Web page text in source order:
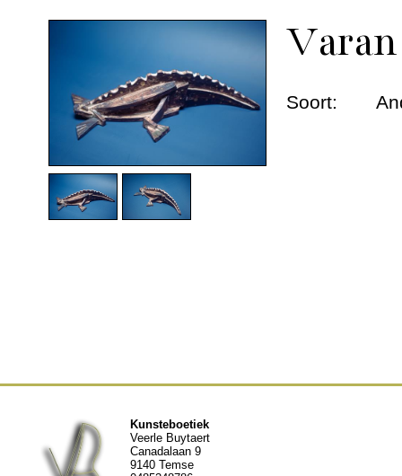
Mini urnen
Dieren urnen
Andere werken
Geschiedenis
Varan
Soort:
Kunsteboetiek
Veerle Buytaert
Canadalaan 9
9140 Temse